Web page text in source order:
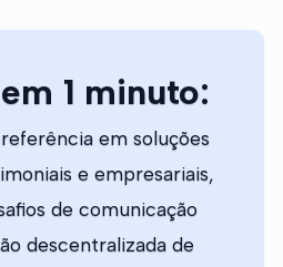
1 minuto:
em soluções
e empresariais,
de comunicação
descentralizada de